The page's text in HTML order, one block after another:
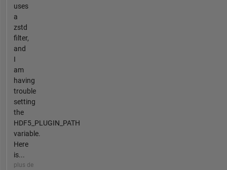
uses
a
zstd
filter,
and
I
am
having
trouble
setting
the
HDF5_PLUGIN_PATH
variable.
Here
is...
plus de